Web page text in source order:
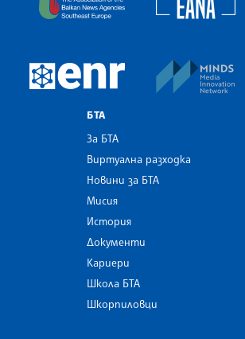
European Newsroom
БТА
За БТА
Виртуална разходка
Новини за БТА
Мисия
История
Документи
Кариери
Школа БТА
Шкорпиловци